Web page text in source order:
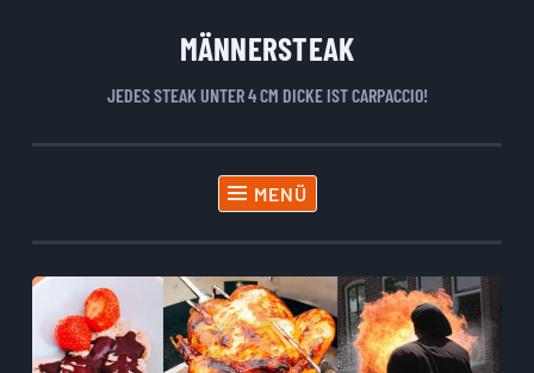
MÄNNERSTEAK
JEDES STEAK UNTER 4 CM DICKE IST CARPACCIO!
MENÜ